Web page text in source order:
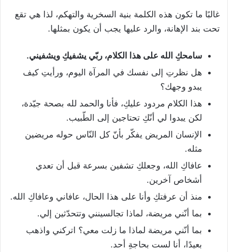
غالبًا ما تكون هذه الكلمة بنية السخرية والتهكم، لذا هي تقع
تحت بند الإهانة، والرد عليها يجب أن يكون بمثلها.
سامحكِ الله على هذا الكلام، ربّي يشفيكِ ويشفيني.
هل نظرتِ إلى نفسك في المرآة اليوم، ورأيتِ كيف
يبدو وجهك؟
هذا الكلام مردود عليكِ، فأنا والحمد لله بصحة جيّدة،
لكن يبدوا لي أنّكِ تحتاجين إلى الطّبيب.
الإنسان المريض يفكّر بأنّ كل النّاس حوله مريضين
مثله.
عافاكِ الله، وجعلكِ تشفين بسرعة قبل أن تعدي
أشخاص آخرين.
منذ أن عرفتكِ وأنا على هذا الحال، عافاني وعافاكِ الله.
بما أنّني مريضة، لماذا تجالسينني وتتحدّثين إلي.
بما أنّني مريضة لماذا ما زلت معي؟ اتركني واذهب
بعيدًا، أنا لست بحاجةِ أحد.